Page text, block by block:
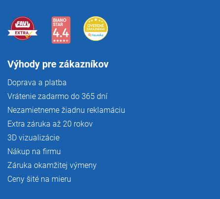
Výhody pre zákazníkov
Doprava a platba
Vrátenie zadarmo do 365 dní
Nezamietneme žiadnu reklamáciu
Extra záruka až 20 rokov
3D vizualizácie
Nákup na firmu
Záruka okamžitej výmeny
Ceny šité na mieru